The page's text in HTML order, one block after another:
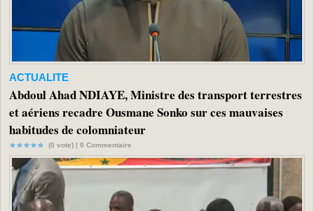
ACTUALITE
Abdoul Ahad NDIAYE, Ministre des transport terrestres
et aériens recadre Ousmane Sonko sur ces mauvaises
habitudes de colomniateur
(0 vote) | 0 Commentaire